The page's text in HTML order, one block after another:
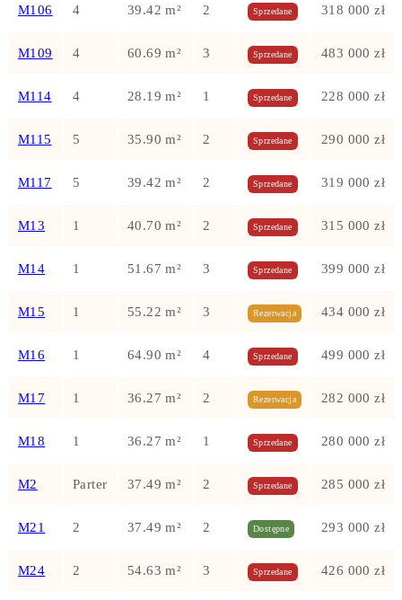
M106 4 39.42 m² 2 Sprzedane 318 000 zł
M109 4 60.69 m² 3 Sprzedane 483 000 zł
M114 4 28.19 m² 1 Sprzedane 228 000 zł
M115 5 35.90 m² 2 Sprzedane 290 000 zł
M117 5 39.42 m² 2 Sprzedane 319 000 zł
M13 1 40.70 m² 2 Sprzedane 315 000 zł
M14 1 51.67 m² 3 Sprzedane 399 000 zł
M15 1 55.22 m² 3 Rezerwacja 434 000 zł
M16 1 64.90 m² 4 Sprzedane 499 000 zł
M17 1 36.27 m² 2 Rezerwacja 282 000 zł
M18 1 36.27 m² 1 Sprzedane 280 000 zł
M2 Parter 37.49 m² 2 Sprzedane 285 000 zł
M21 2 37.49 m² 2 Dostępne 293 000 zł
M24 2 54.63 m² 3 Sprzedane 426 000 zł